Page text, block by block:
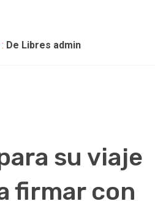
De Libres admin
su viaje
firmar con